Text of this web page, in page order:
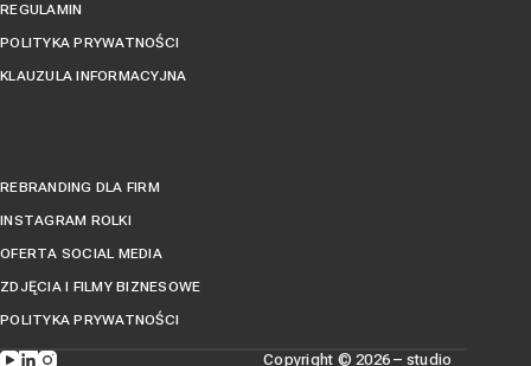
REGULAMIN
POLITYKA PRYWATNOŚCI
KLAUZULA INFORMACYJNA
REBRANDING DLA FIRM
INSTAGRAM ROLKI
OFERTA SOCIAL MEDIA
ZDJĘCIA I FILMY BIZNESOWE
POLITYKA PRYWATNOŚCI
Copyright © 2026 – studio